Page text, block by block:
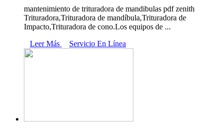
mantenimiento de trituradora de mandibulas pdf zenith
Trituradora,Trituradora de mandíbula,Trituradora de
Impacto,Trituradora de cono.Los equipos de ...
Leer Más
Servicio En Línea